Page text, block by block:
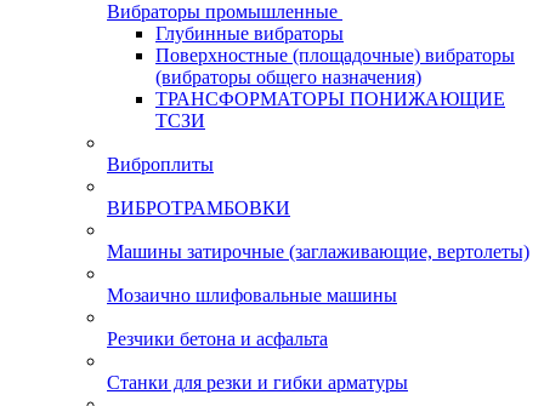
Вибраторы промышленные
Глубинные вибраторы
Поверхностные (площадочные) вибраторы
(вибраторы общего назначения)
ТРАНСФОРМАТОРЫ ПОНИЖАЮЩИЕ
ТСЗИ
Виброплиты
ВИБРОТРАМБОВКИ
Машины затирочные (заглаживающие, вертолеты)
Мозаично шлифовальные машины
Резчики бетона и асфальта
Станки для резки и гибки арматуры